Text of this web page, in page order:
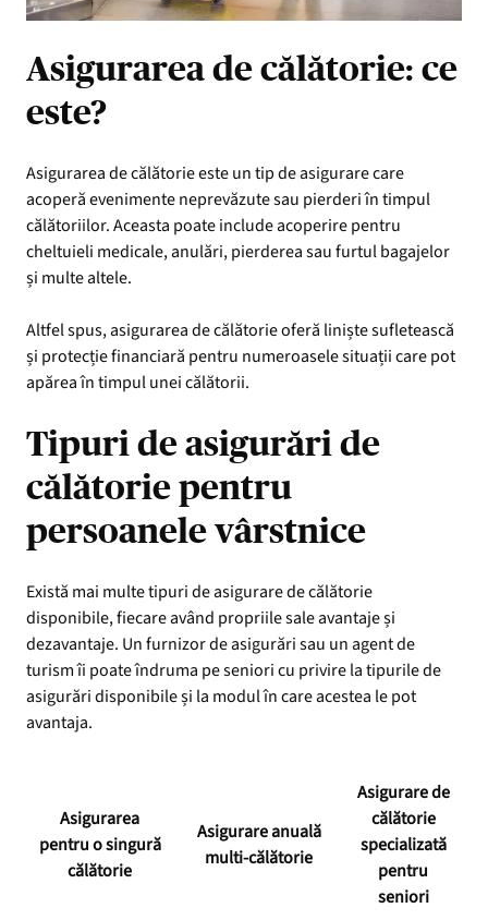
Asigurarea de călătorie: ce
este?
Asigurarea de călătorie este un tip de asigurare care
acoperă evenimente neprevăzute sau pierderi în timpul
călătoriilor. Aceasta poate include acoperire pentru
cheltuieli medicale, anulări, pierderea sau furtul bagajelor
și multe altele.
Altfel spus, asigurarea de călătorie oferă liniște sufletească
și protecție financiară pentru numeroasele situații care pot
apărea în timpul unei călătorii.
Tipuri de asigurări de
călătorie pentru
persoanele vârstnice
Există mai multe tipuri de asigurare de călătorie
disponibile, fiecare având propriile sale avantaje și
dezavantaje. Un furnizor de asigurări sau un agent de
turism îi poate îndruma pe seniori cu privire la tipurile de
asigurări disponibile și la modul în care acestea le pot
avantaja.
Asigurarea
pentru o singură
călătorie
Asigurare anuală
multi-călătorie
Asigurare de
călătorie
specializată
pentru
seniori